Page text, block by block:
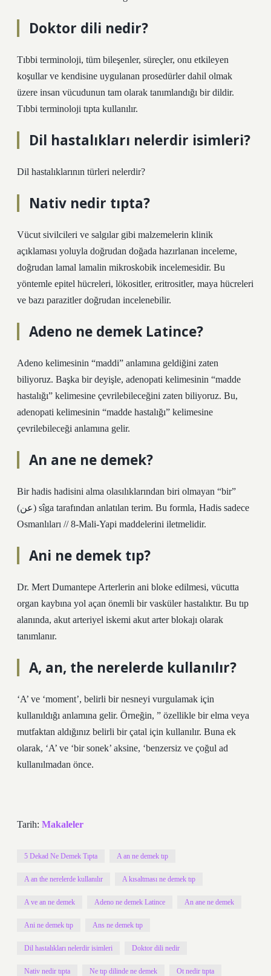
Doktor dili nedir?
Tıbbi terminoloji, tüm bileşenler, süreçler, onu etkileyen
koşullar ve kendisine uygulanan prosedürler dahil olmak
üzere insan vücudunun tam olarak tanımlandığı bir dildir.
Tıbbi terminoloji tıpta kullanılır.
Dil hastalıkları nelerdir isimleri?
Dil hastalıklarının türleri nelerdir?
Nativ nedir tıpta?
Vücut sivilcileri ve salgılar gibi malzemelerin klinik
açıklaması yoluyla doğrudan doğada hazırlanan inceleme,
doğrudan lamal lamalin mikroskobik incelemesidir. Bu
yöntemle epitel hücreleri, lökositler, eritrositler, maya hücreleri
ve bazı parazitler doğrudan incelenebilir.
Adeno ne demek Latince?
Adeno kelimesinin “maddi” anlamına geldiğini zaten
biliyoruz. Başka bir deyişle, adenopati kelimesinin “madde
hastalığı” kelimesine çevrilebileceğini zaten biliyoruz. Bu,
adenopati kelimesinin “madde hastalığı” kelimesine
çevrilebileceği anlamına gelir.
An ane ne demek?
Bir hadis hadisini alma olasılıklarından biri olmayan “bir”
(عن) sîga tarafından anlatılan terim. Bu formla, Hadis sadece
Osmanlıları // 8-Mali-Yapi maddelerini iletmelidir.
Ani ne demek tıp?
Dr. Mert Dumantepe Arterlerin ani bloke edilmesi, vücutta
organ kaybına yol açan önemli bir vasküler hastalıktır. Bu tıp
alanında, akut arteriyel iskemi akut arter blokajı olarak
tanımlanır.
A, an, the nerelerde kullanılır?
‘A’ ve ‘moment’, belirli bir nesneyi vurgulamak için
kullanıldığı anlamına gelir. Örneğin, ” özellikle bir elma veya
mutfaktan aldığınız belirli bir çatal için kullanılır. Buna ek
olarak, ‘A’ ve ‘bir sonek’ aksine, ‘benzersiz ve çoğul ad
kullanılmadan önce.
Tarih: Makaleler
5 Dekad Ne Demek Tıpta A an ne demek tıp
A an the nerelerde kullanılır A kısaltması ne demek tıp
A ve an ne demek Adeno ne demek Latince An ane ne demek
Ani ne demek tıp Ans ne demek tıp
Dil hastalıkları nelerdir isimleri Doktor dili nedir
Nativ nedir tıpta Ne tıp dilinde ne demek Ot nedir tıpta